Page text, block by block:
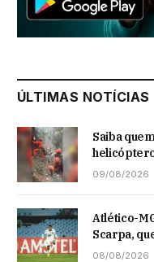
ÚLTIMAS NOTÍCIAS
Saiba
09/08/2026
Atlético-
Scarpa,
08/08/2026